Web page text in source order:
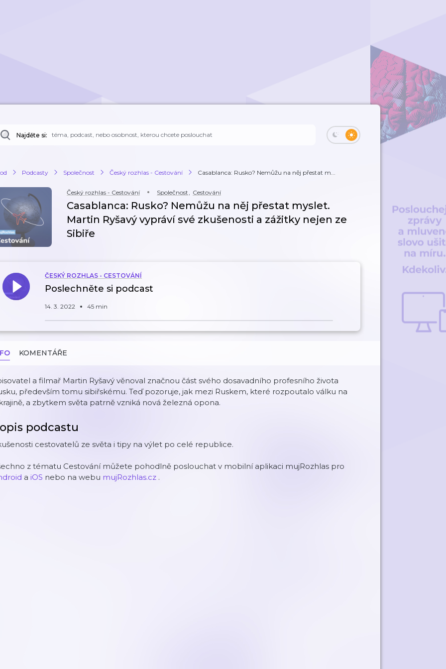
Najděte si:
Podcasty Společnost Český rozhlas - Cestování Casablanca: Rusko? Nemůžu na něj přestat m...
Český rozhlas - Cestování Společnost, Cestování
Casablanca: Rusko? Nemůžu na něj přestat myslet.
Martin Ryšavý vypráví své zkušenosti a zážitky nejen ze
Sibiře
ČESKÝ ROZHLAS - CESTOVÁNÍ
Poslechněte si podcast
14. 3. 2022 45 min
KOMENTÁŘE
a filmař Martin Ryšavý věnoval značnou část svého dosavadního profesního života
především tomu sibiřskému. Teď pozoruje, jak mezi Ruskem, které rozpoutalo válku na
a zbytkem světa patrně vzniká nová železná opona.
podcastu
cestovatelů ze světa i tipy na výlet po celé republice.
z tématu Cestování můžete pohodlně poslouchat v mobilní aplikaci mujRozhlas pro
a iOS nebo na webu mujRozhlas.cz .